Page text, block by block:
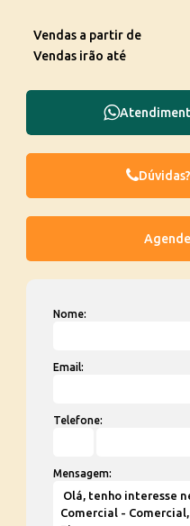
Vendas a partir de
Vendas irão até
Nome:
Email:
Telefone:
Mensagem: